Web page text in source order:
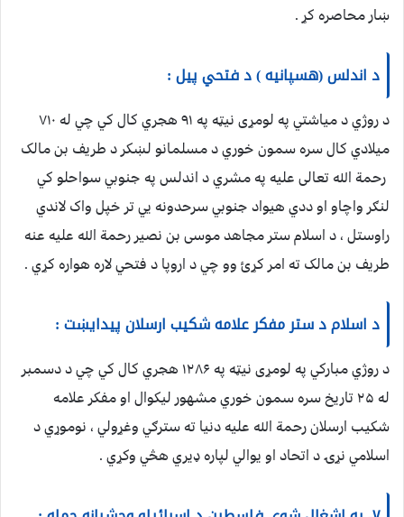
ښار محاصره کړ .
د اندلس (هسپانیه ) د فتحي پیل :
د روژي د میاشتي په لومړی نیټه په ۹۱ هجري کال کي چي له ۷۱۰
میلادي کال سره سمون خوري د مسلمانو لښکر د طریف بن مالک
رحمة الله تعالی علیه په مشري د اندلس په جنوبي سواحلو کي
لنګر واچاو او ددي هیواد جنوبي سرحدونه يي تر خپل واک لاندي
راوستل ، د اسلام ستر مجاهد موسی بن نصیر رحمة الله علیه عنه
طریف بن مالک ته امر کړئ وو چي د اروپا د فتحي لاره هواره کړي .
د اسلام د ستر مفکر علامه شکیب ارسلان پیدايښت :
د روژي مبارکي په لومړی نیټه په ۱۲۸۶ هجري کال کي چي د دسمبر
له ۲۵ تاریخ سره سمون خوري مشهور لیکوال او مفکر علامه
شکیب ارسلان رحمة الله علیه دنیا ته سترګي وغړولي ، نوموړي د
اسلامي نړۍ د اتحاد او یوالي لپاره ډیري هڅي وکړي .